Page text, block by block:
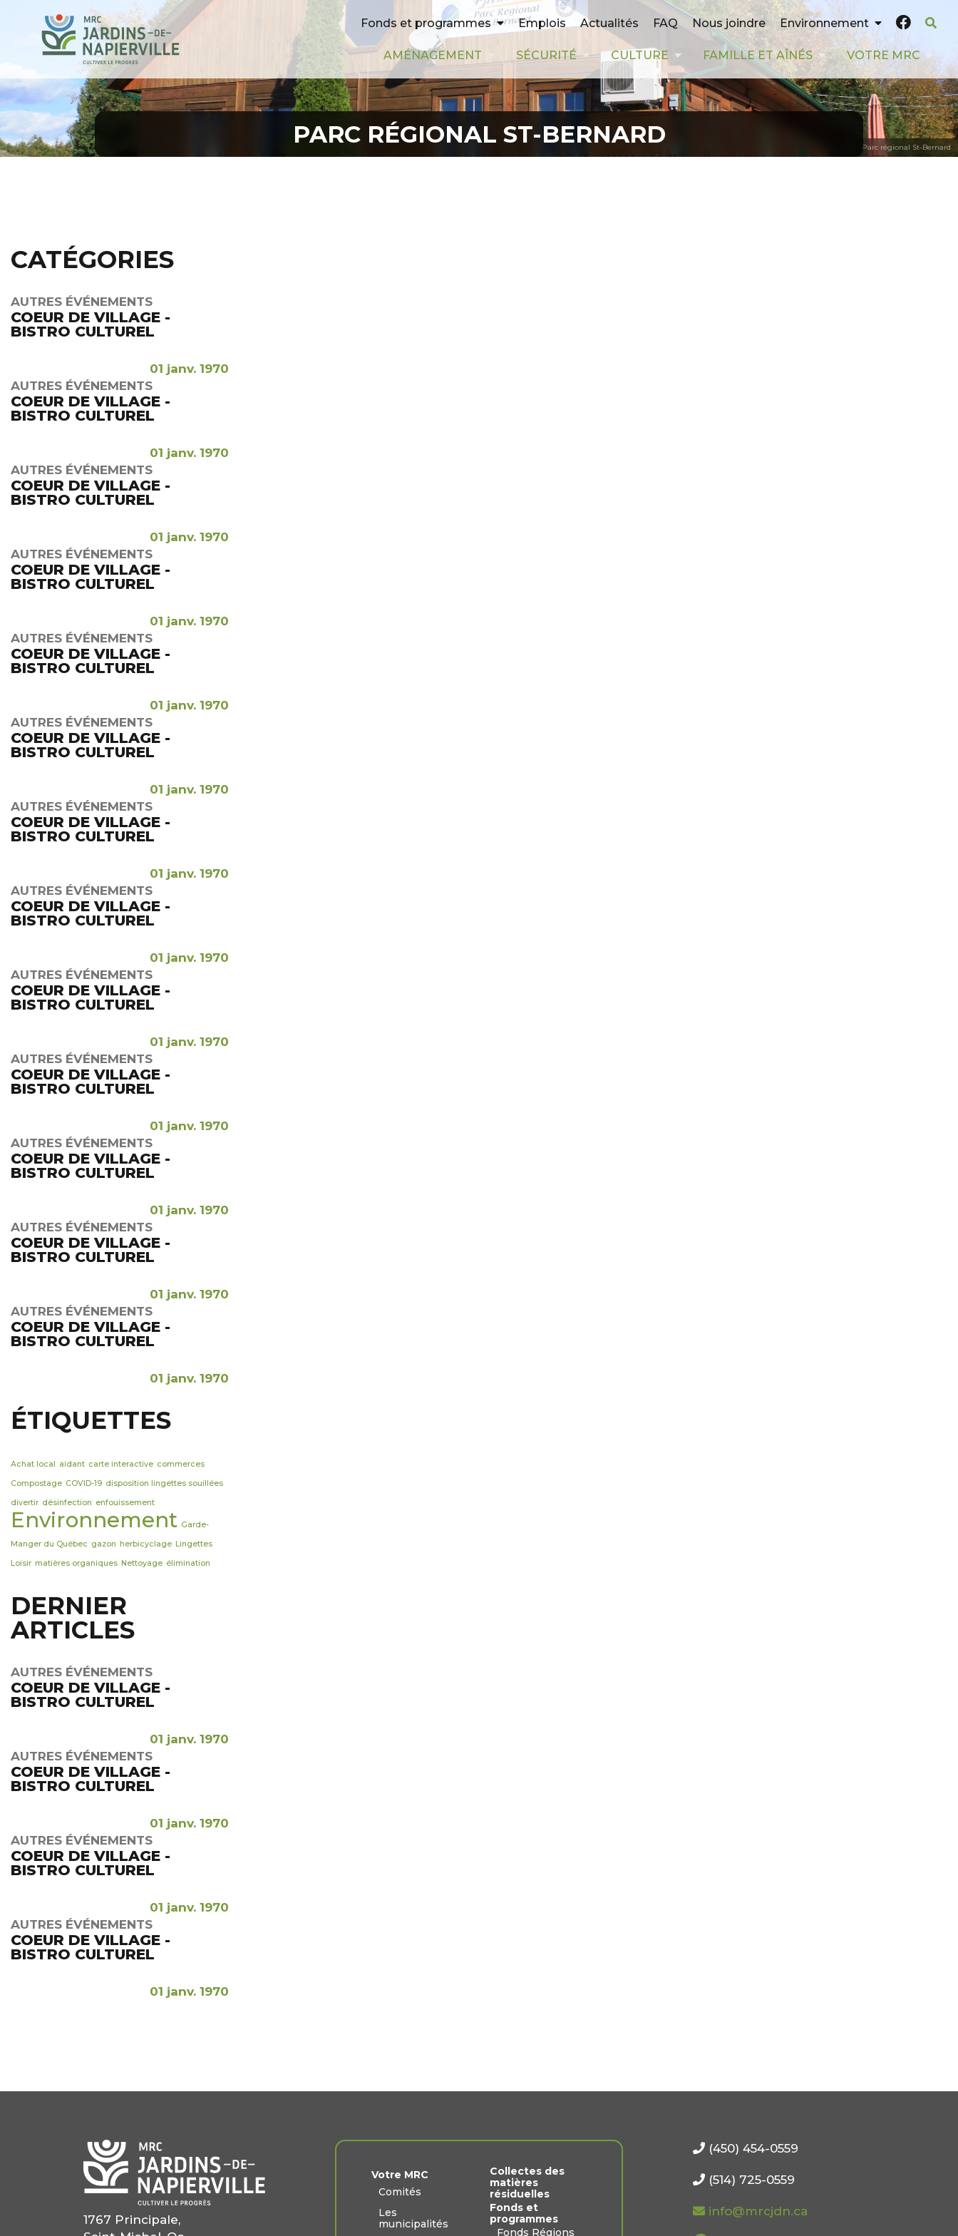
Fonds et programmes Emplois Actualités FAQ Nous joindre Environnement
AMÉNAGEMENT SÉCURITÉ CULTURE FAMILLE ET AÎNÉS VOTRE MRC
Crédit : Parc régional St-Bernard
PARC RÉGIONAL ST-BERNARD
CATÉGORIES
AUTRES ÉVÉNEMENTS
COEUR DE VILLAGE -
BISTRO CULTUREL
01 janv. 1970
AUTRES ÉVÉNEMENTS
COEUR DE VILLAGE -
BISTRO CULTUREL
01 janv. 1970
AUTRES ÉVÉNEMENTS
COEUR DE VILLAGE -
BISTRO CULTUREL
01 janv. 1970
AUTRES ÉVÉNEMENTS
COEUR DE VILLAGE -
BISTRO CULTUREL
01 janv. 1970
AUTRES ÉVÉNEMENTS
COEUR DE VILLAGE -
BISTRO CULTUREL
01 janv. 1970
AUTRES ÉVÉNEMENTS
COEUR DE VILLAGE -
BISTRO CULTUREL
01 janv. 1970
AUTRES ÉVÉNEMENTS
COEUR DE VILLAGE -
BISTRO CULTUREL
01 janv. 1970
AUTRES ÉVÉNEMENTS
COEUR DE VILLAGE -
BISTRO CULTUREL
01 janv. 1970
AUTRES ÉVÉNEMENTS
COEUR DE VILLAGE -
BISTRO CULTUREL
01 janv. 1970
AUTRES ÉVÉNEMENTS
COEUR DE VILLAGE -
BISTRO CULTUREL
01 janv. 1970
AUTRES ÉVÉNEMENTS
COEUR DE VILLAGE -
BISTRO CULTUREL
01 janv. 1970
AUTRES ÉVÉNEMENTS
COEUR DE VILLAGE -
BISTRO CULTUREL
01 janv. 1970
AUTRES ÉVÉNEMENTS
COEUR DE VILLAGE -
BISTRO CULTUREL
01 janv. 1970
ÉTIQUETTES
Achat local aidant carte interactive commerces
Compostage COVID-19 disposition lingettes souillées
divertir désinfection enfouissement
Environnement Garde-
Manger du Québec gazon herbicyclage Lingettes
Loisir matières organiques Nettoyage élimination
DERNIER
ARTICLES
AUTRES ÉVÉNEMENTS
COEUR DE VILLAGE -
BISTRO CULTUREL
01 janv. 1970
AUTRES ÉVÉNEMENTS
COEUR DE VILLAGE -
BISTRO CULTUREL
01 janv. 1970
AUTRES ÉVÉNEMENTS
COEUR DE VILLAGE -
BISTRO CULTUREL
01 janv. 1970
AUTRES ÉVÉNEMENTS
COEUR DE VILLAGE -
BISTRO CULTUREL
01 janv. 1970
1767 Principale,
Votre MRC
Comités
Les
municipalités
Collectes des
matières
résiduelles
Fonds et
programmes
Fonds Régions
(450) 454-0559
(514) 725-0559
info@mrcjdn.ca